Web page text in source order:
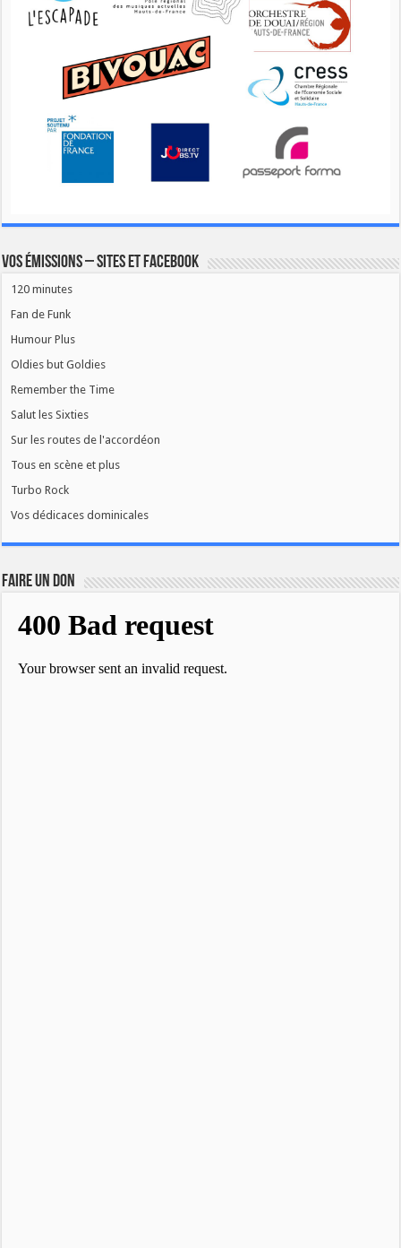
Vos émissions – Sites et Facebook
120 minutes
Fan de Funk
Humour Plus
Oldies but Goldies
Remember the Time
Salut les Sixties
Sur les routes de l'accordéon
Tous en scène et plus
Turbo Rock
Vos dédicaces dominicales
FAIRE UN DON